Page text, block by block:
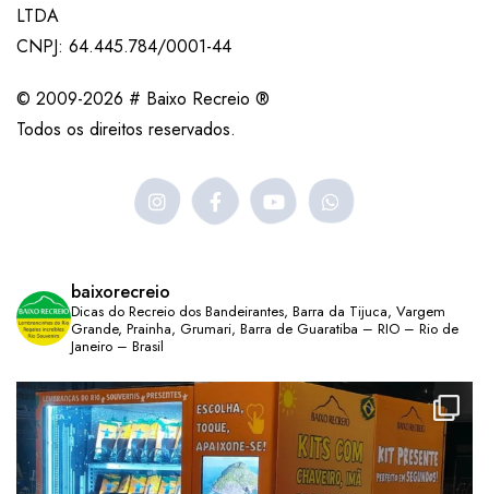
LTDA
CNPJ: 64.445.784/0001-44
© 2009-2026 # Baixo Recreio ®
Todos os direitos reservados.
baixorecreio
Dicas do Recreio dos Bandeirantes, Barra da Tijuca, Vargem
Grande, Prainha, Grumari, Barra de Guaratiba – RIO – Rio de
Janeiro – Brasil